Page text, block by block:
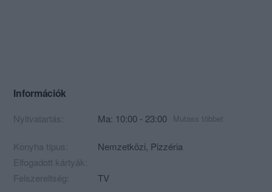
Információk
Nyitvatartás: Ma: 10:00 - 23:00 Mutass többet
Konyha típus: Nemzetközi, Pizzéria
Elfogadott kártyák:
Felszereltség:
TV